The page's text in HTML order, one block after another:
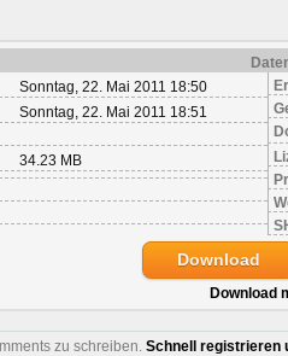
Sonntag, 22. Mai 2011 18:50
Sonntag, 22. Mai 2011 18:51
34.23 MB
Download
Download
zu schreiben. Schnell registrieren